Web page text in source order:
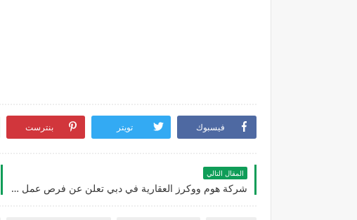
فيسبوك تويتر بنترست
المقال التالي
شركة هوم ووكرز العقارية في دبي تعلن عن فرص عمل بالامارات للنساء والرجال